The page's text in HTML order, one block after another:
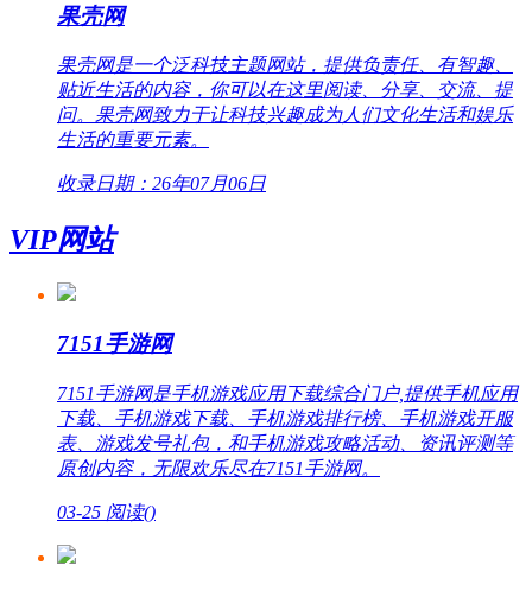
果壳网
果壳网是一个泛科技主题网站，提供负责任、有智趣、
贴近生活的内容，你可以在这里阅读、分享、交流、提
问。果壳网致力于让科技兴趣成为人们文化生活和娱乐
生活的重要元素。
收录日期：26年07月06日
VIP网站
7151手游网
7151手游网是手机游戏应用下载综合门户,提供手机应用
下载、手机游戏下载、手机游戏排行榜、手机游戏开服
表、游戏发号礼包，和手机游戏攻略活动、资讯评测等
原创内容，无限欢乐尽在7151手游网。
03-25 阅读()